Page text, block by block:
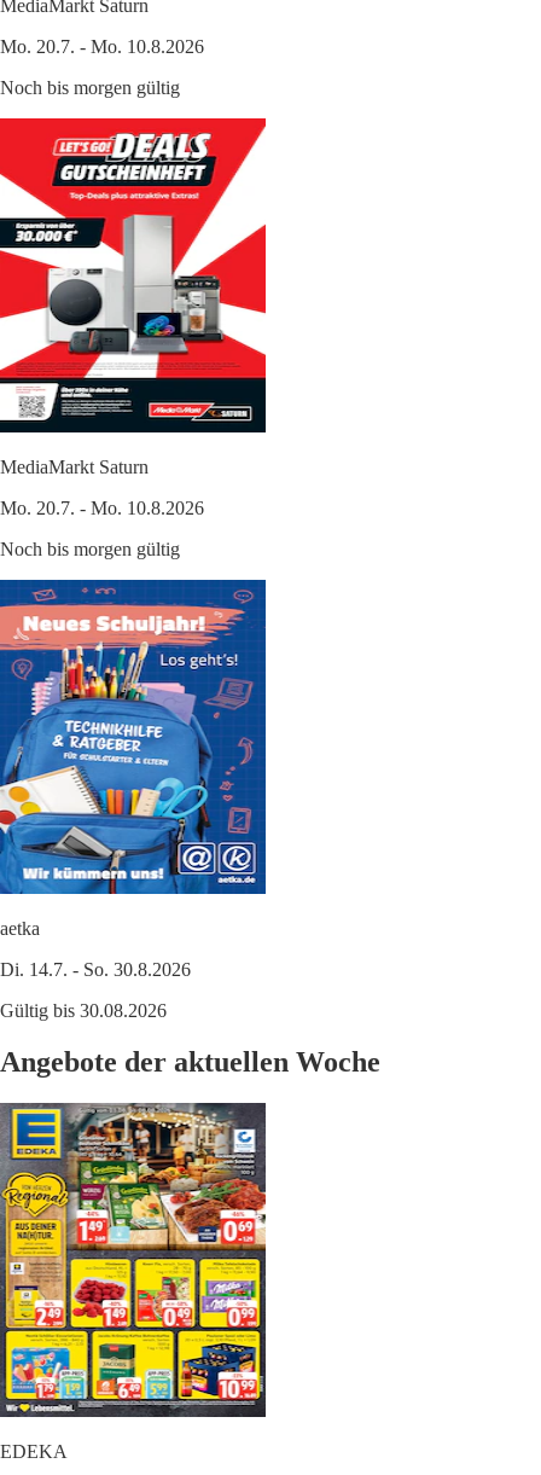
MediaMarkt Saturn
Mo. 20.7. - Mo. 10.8.2026
Noch bis morgen gültig
MediaMarkt Saturn
Mo. 20.7. - Mo. 10.8.2026
Noch bis morgen gültig
aetka
Di. 14.7. - So. 30.8.2026
Gültig bis 30.08.2026
Angebote der aktuellen Woche
EDEKA